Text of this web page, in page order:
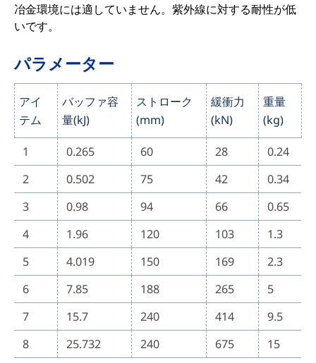
冶金環境には適していません。紫外線に対する耐性が低
いです。
パラメーター
アイ
テム
バッファ容
量(kJ)
ストローク
(mm)
緩衝力
(kN)
重量
(kg)
1 0.265 60 28
0.24
2
0.502 75 42
0.34
3
0.98 94 66
0.65
4
1.96 120 103
1.3
5
4.019 150 169
2.3
6
7.85 188 265
5
7
15.7 240 414
9.5
8
25.732 240 675 15